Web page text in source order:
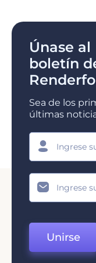
Únase al
boletín
Sea de los
últimas
Unirse